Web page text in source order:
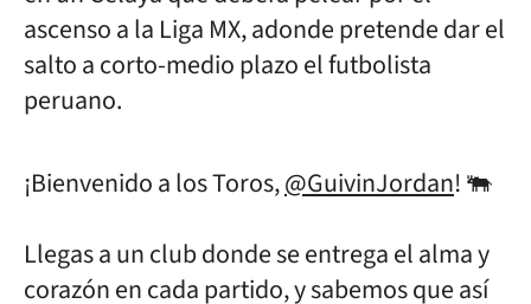
ascenso a la Liga MX, adonde pretende dar el
salto a corto-medio plazo el futbolista
peruano.
¡Bienvenido a los Toros,@GuivinJordan! 🐃
Llegas a un club donde se entrega el alma y
corazón en cada partido, y sabemos que así